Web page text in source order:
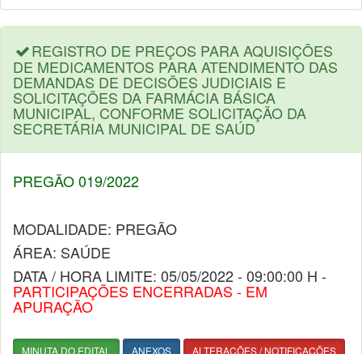
REGISTRO DE PREÇOS PARA AQUISIÇÕES
DE MEDICAMENTOS PARA ATENDIMENTO DAS
DEMANDAS DE DECISÕES JUDICIAIS E
SOLICITAÇÕES DA FARMÁCIA BÁSICA
MUNICIPAL, CONFORME SOLICITAÇÃO DA
SECRETÁRIA MUNICIPAL DE SAÚD
PREGÃO 019/2022
MODALIDADE: PREGÃO
ÁREA: SAÚDE
DATA / HORA LIMITE: 05/05/2022 - 09:00:00 H -
PARTICIPAÇÕES ENCERRADAS - EM
APURAÇÃO
MINUTA DO EDITAL ANEXOS ALTERAÇÕES / NOTIFICAÇÕES